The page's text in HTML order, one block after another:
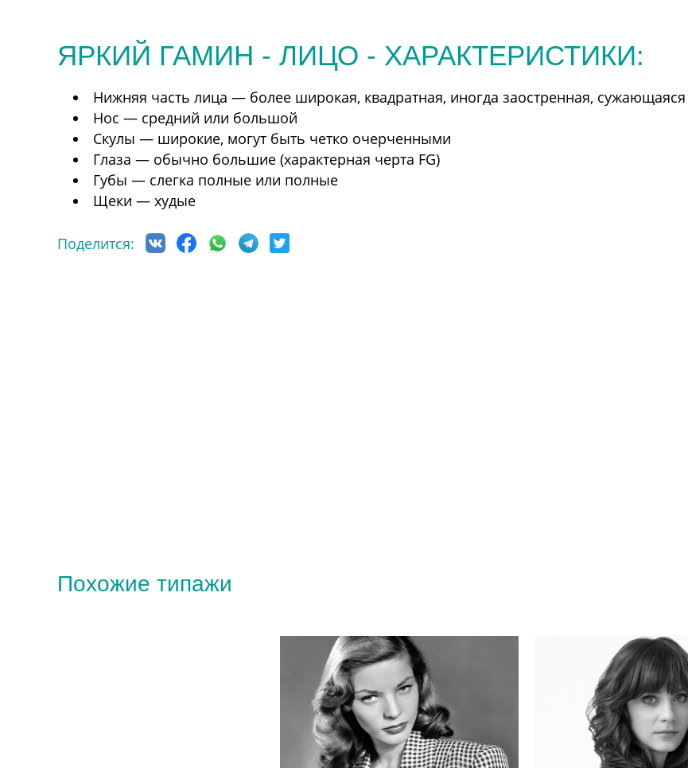
ЯРКИЙ ГАМИН - ЛИЦО - ХАРАКТЕРИСТИКИ:
Нижняя часть лица — более широкая, квадратная, иногда заостренная,
Нос — средний или большой
Скулы — широкие, могут быть четко очерченными
Глаза — обычно большие (характерная черта FG)
Губы — слегка полные или полные
Щеки — худые
Поделится:
Похожие типажи